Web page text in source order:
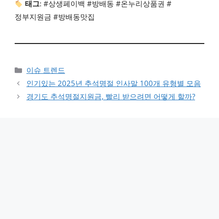
태그: #상생페이백 #방배동 #온누리상품권 #
정부지원금 #방배동맛집
카테고리
이슈 트렌드
인기있는 2025년 추석명절 인사말 100개 유형별 모음
경기도 추석명절지원금, 빨리 받으려면 어떻게 할까?